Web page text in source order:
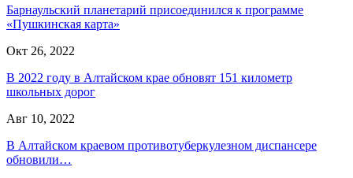
Барнаульский планетарий присоединился к программе
«Пушкинская карта»
Окт 26, 2022
В 2022 году в Алтайском крае обновят 151 километр
школьных дорог
Авг 10, 2022
В Алтайском краевом противотуберкулезном диспансере
обновили…